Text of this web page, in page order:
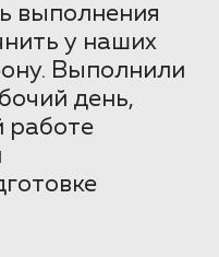
выполнения
у наших
Выполнили
день,
работе